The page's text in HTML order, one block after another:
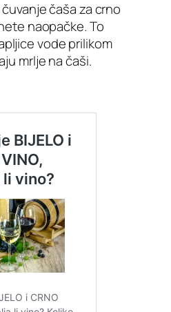
čaša za crno
naopačke. To
vode prilikom
mrlje na čaši.